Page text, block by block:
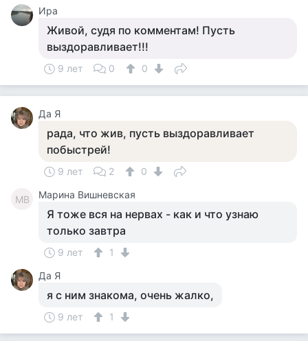
Ира
Живой, судя по комментам! Пусть
выздоравливает!!!
9 лет 0 0
Да Я
рада, что жив, пусть выздоравливает
побыстрей!
9 лет 2 0
МВ Марина Вишневская
Я тоже вся на нервах - как и что узнаю
только завтра
9 лет
1
Да Я
я с ним знакома, очень жалко,
9 лет 1